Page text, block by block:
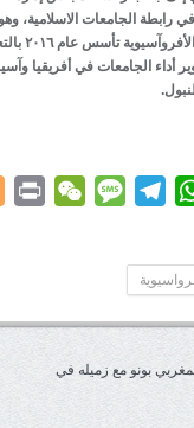
الجامعات الاسلامية، وهو
جدير
أداء الجامعات في أفريقيا
WhatsApp
Telegram
Message
بونو مع زميله في